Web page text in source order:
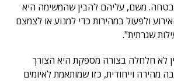
משם, עליהם להבין שהמשימה היא
ולפעול במהירות כדי למנוע או לצמצם
שגרתית".
לא חלחלה בצורה מספקת היא הצורך
מהירה וייחודית, כזו שמותאמת לאיומים